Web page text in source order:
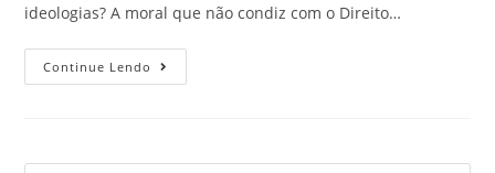
ideologias? A moral que não condiz com o Direito…
Continue Lendo